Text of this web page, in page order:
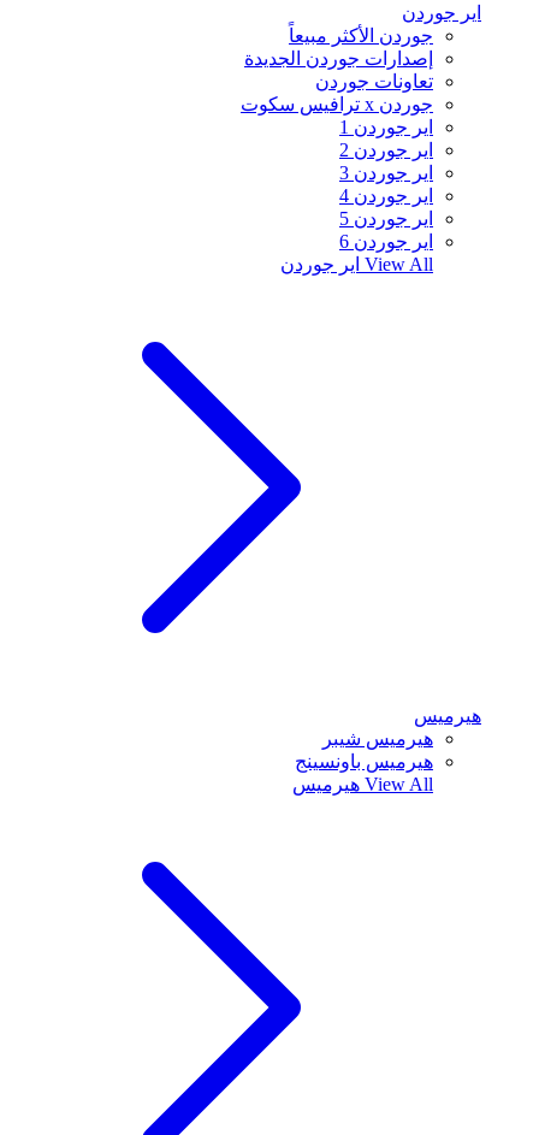
اير جوردن
جوردن الأكثر مبيعاً
إصدارات جوردن الجديدة
تعاونات جوردن
جوردن x ترافيس سكوت
اير جوردن 1
اير جوردن 2
اير جوردن 3
اير جوردن 4
اير جوردن 5
اير جوردن 6
View All اير جوردن
هيرميس
هيرميس شيبر
هيرميس باونسينج
View All هيرميس